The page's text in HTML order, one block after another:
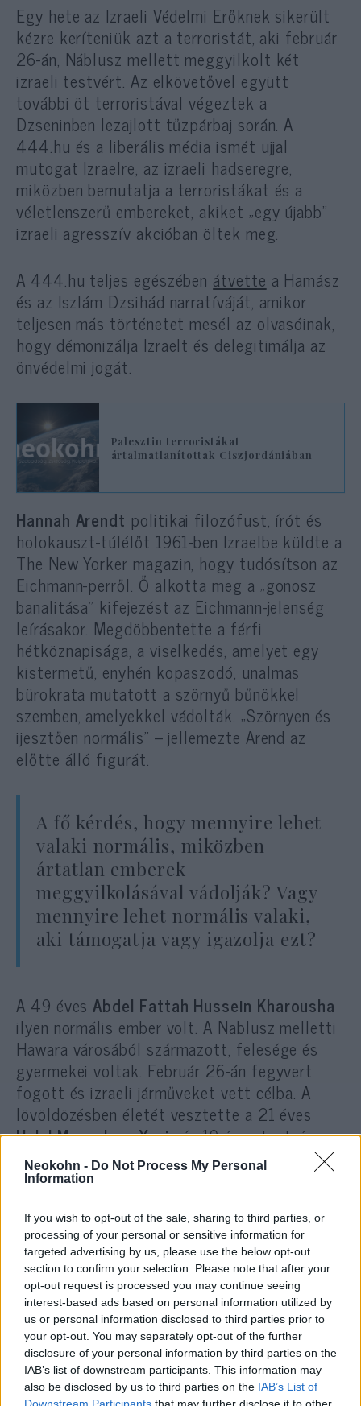
Neokohn - Do Not Process My Personal
Information
If you wish to opt-out of the sale, sharing to third parties, or
processing of your personal or sensitive information for
targeted advertising by us, please use the below opt-out
section to confirm your selection. Please note that after your
opt-out request is processed you may continue seeing
interest-based ads based on personal information utilized by
us or personal information disclosed to third parties prior to
your opt-out. You may separately opt-out of the further
disclosure of your personal information by third parties on the
IAB’s list of downstream participants. This information may
also be disclosed by us to third parties on the IAB’s List of
Egy hete az Izraeli Védelmi Erőknek sikerült
kézre keríteniük azt a terroristát, aki február
26-án, Náblusz mellett meggyilkolt két
izraeli testvért. Az elkövetővel együtt
további öt terroristával végeztek a
Dzseninben lezajlott tűzpárbaj során. A
444.hu és a liberális média ismét ujjal
mutogat Izraelre, az izraeli hadseregre,
miközben bemutatja a terroristákat és a
véletlenszerű embereket, akiket „egy újabb”
izraeli agresszív akcióban öltek meg.
A 444.hu teljes egészében átvette a Hamász
és az Iszlám Dzsihád narratíváját, amikor
teljesen más történetet mesél az olvasóinak,
hogy démonizálja Izraelt és delegitimálja az
önvédelmi jogát.
Palesztin terroristákat
ártalmatlanítottak Ciszjordániában
Hannah Arendt politikai filozófust, írót és
holokauszt-túlélőt 1961-ben Izraelbe küldte a
The New Yorker magazin, hogy tudósítson az
Eichmann-perről. Ő alkotta meg a „gonosz
banalitása” kifejezést az Eichmann-jelenség
leírásakor. Megdöbbentette a férfi
hétköznapisága, a viselkedés, amelyet egy
kistermetű, enyhén kopaszodó, unalmas
bürokrata mutatott a szörnyű bűnökkel
szemben, amelyekkel vádolták. „Szörnyen és
ijesztően normális” – jellemezte Arend az
előtte álló figurát.
A fő kérdés, hogy mennyire lehet
valaki normális, miközben
ártatlan emberek
meggyilkolásával vádolják? Vagy
mennyire lehet normális valaki,
aki támogatja vagy igazolja ezt?
A 49 évesAbdel Fattah Hussein Kharousha
ilyen normális ember volt. A Nablusz melletti
Hawara városából származott, felesége és
gyermekei voltak. Február 26-án fegyvert
fogott és izraeli járműveket vett célba. A
lövöldözésben életét vesztette a 21 éves
Halel Menachem Yanivés 19 éves testvére,
Yagel Yaacov Yaniv. Egyetlen „bűnük” az volt,
hogy zsidók voltak.
Kharoushát a fiai – akik valószínűleg
ugyanolyan idősek, mint apjuk áldozatai –
azonnal Dzseninbe menekítették, hogy
elrejtőzhessen az izraeli hadsereg elől.
Fegyveres terroristáknak köszönhetően tíz
napig sikerült bujkálnia, végül egy
tűzpárbajban likvidálta őt és öt védőjét az
izraeli hadsereg. Kharousha a Hamász
terrorszervezet tagja volt. Az Iszlám Dzsihád